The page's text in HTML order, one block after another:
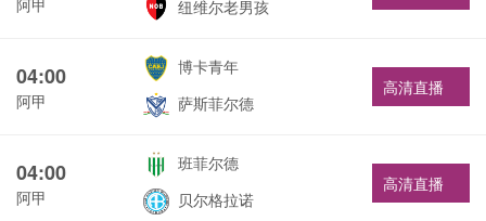
纽维尔老男孩
04:00
阿甲
博卡青年
萨斯菲尔德
高清直播
04:00
阿甲
班菲尔德
贝尔格拉诺
高清直播